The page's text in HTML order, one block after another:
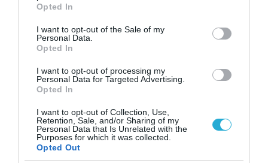
use your data for below specified purposes in below Google
consent section.
Opted In
I want to opt-out of the Sale of my
Personal Data.
Opted In
I want to opt-out of processing my
Personal Data for Targeted Advertising.
Opted In
I want to opt-out of Collection, Use,
Retention, Sale, and/or Sharing of my
Personal Data that Is Unrelated with the
Purposes for which it was collected.
Opted Out
ΡΟΗ ΕΙΔΗΣΕΩΝ